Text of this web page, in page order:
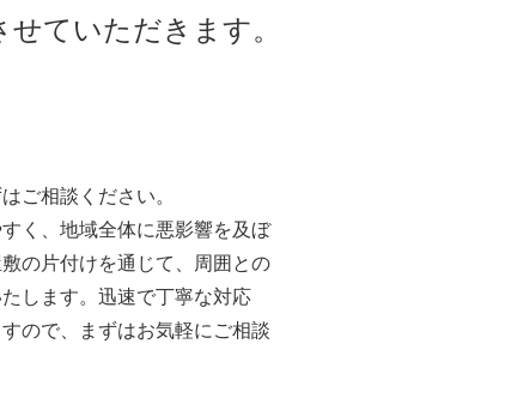
ていただきます。
ご相談ください。
く、地域全体に悪影響を及ぼ
の片付けを通じて、周囲との
します。迅速で丁寧な対応
ので、まずはお気軽にご相談